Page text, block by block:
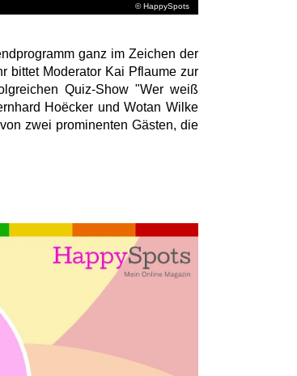
© HappySpots
ganz im Zeichen der
bittet Moderator Kai Pflaume zur
Quiz-Show "Wer weiß
Hoëcker und Wotan Wilke
zwei prominenten Gästen, die